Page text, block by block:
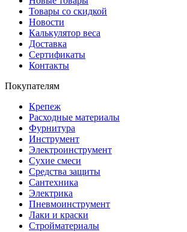
Товары со скидкой
Новости
Калькулятор веса
Доставка
Сертификаты
Контакты
Покупателям
Крепеж
Расходные материалы
Фурнитура
Инструмент
Электроинструмент
Сухие смеси
Средства защиты
Сантехника
Электрика
Пневмоинструмент
Лаки и краски
Стройматериалы